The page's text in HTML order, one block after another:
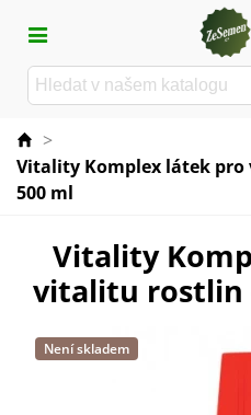
>
Vitality Komplex látek
500 ml
Vitality
vitalitu rostlin
Není skladem